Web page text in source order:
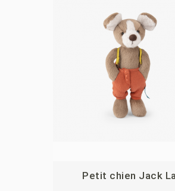
APERÇU
Petit chien Jack